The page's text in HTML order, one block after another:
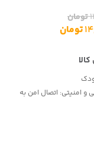
تومان
تومان
و امنیتی: اتصال امن به
(ایزوفیکس)